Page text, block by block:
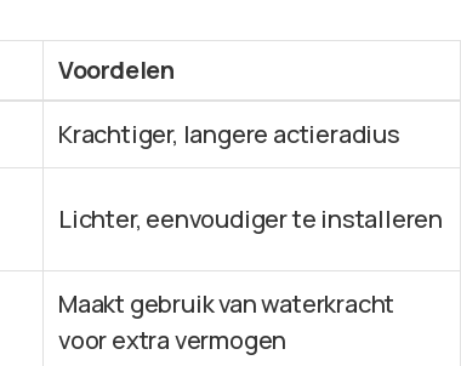
Voordelen
Krachtiger, langere actieradius
Lichter, eenvoudiger te installeren
Maakt gebruik van waterkracht
voor extra vermogen